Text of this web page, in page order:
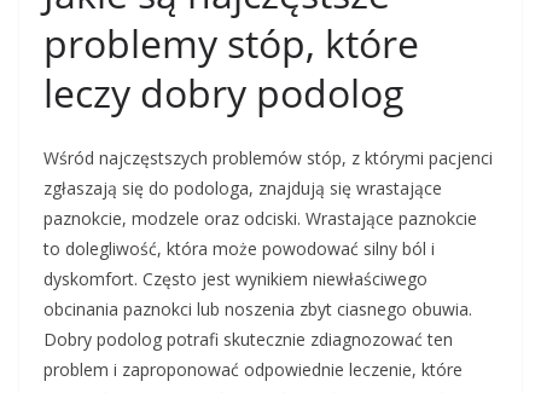
problemy stóp, które
leczy dobry podolog
Wśród najczęstszych problemów stóp, z którymi pacjenci
zgłaszają się do podologa, znajdują się wrastające
paznokcie, modzele oraz odciski. Wrastające paznokcie
to dolegliwość, która może powodować silny ból i
dyskomfort. Często jest wynikiem niewłaściwego
obcinania paznokci lub noszenia zbyt ciasnego obuwia.
Dobry podolog potrafi skutecznie zdiagnozować ten
problem i zaproponować odpowiednie leczenie, które